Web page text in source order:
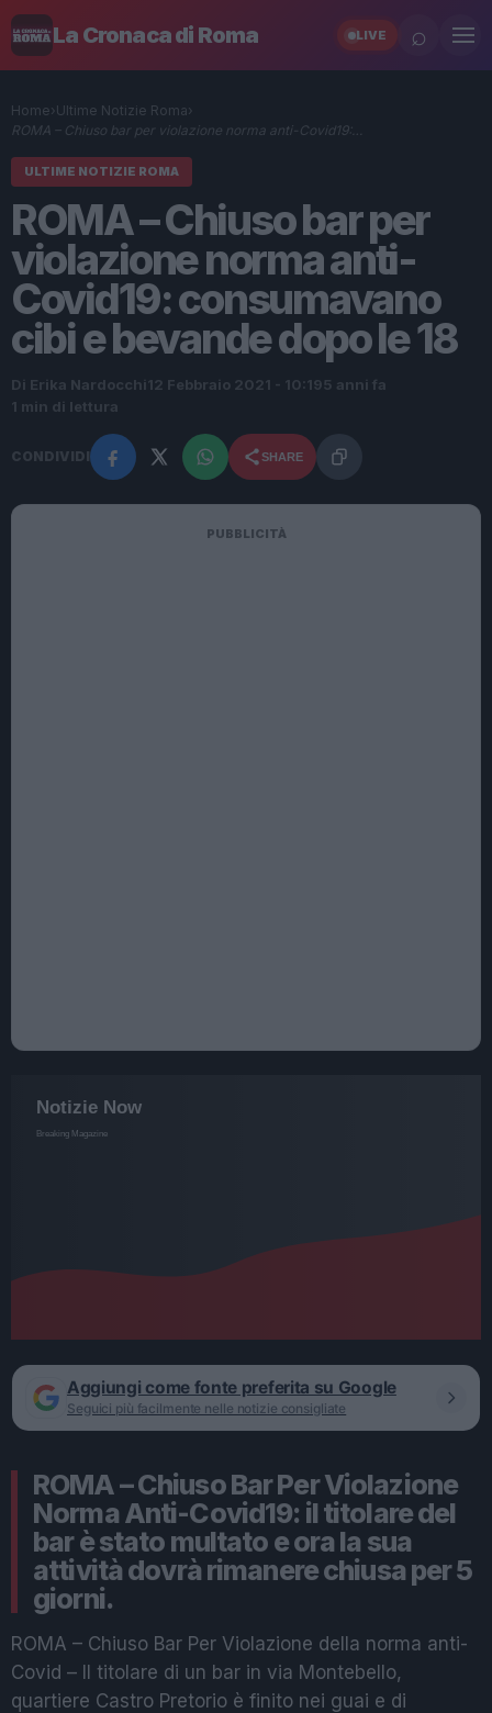
La Cronaca di Roma LIVE ⌕
Home› Ultime Notizie Roma›
ROMA – Chiuso bar per violazione norma anti-Covid19:…
ULTIME NOTIZIE ROMA
ROMA – Chiuso bar per
violazione norma anti-
Covid19: consumavano
cibi e bevande dopo le 18
Di Erika Nardocchi 12 Febbraio 2021 - 10:195 anni fa
1 min di lettura
CONDIVIDI SHARE
PUBBLICITÀ
Aggiungi come fonte preferita su Google
Seguici più facilmente nelle notizie consigliate
ROMA – Chiuso Bar Per Violazione
Norma Anti-Covid19: il titolare del
bar è stato multato e ora la sua
attività dovrà rimanere chiusa per 5
giorni.
ROMA – Chiuso Bar Per Violazione della norma anti-
Covid – Il titolare di un bar in via Montebello,
quartiere Castro Pretorio è finito nei guai e di